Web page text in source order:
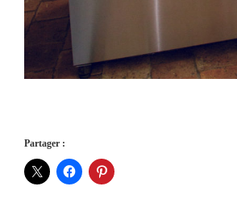
Partager :